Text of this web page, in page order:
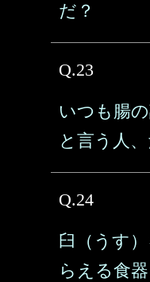
だ？
Q.23
いつも腸
と言う人
Q.24
臼（うす
らえる食